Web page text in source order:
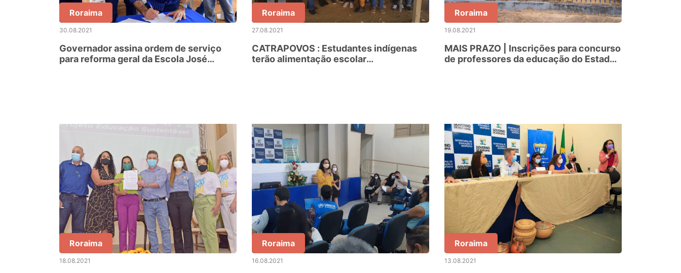
Roraima
30.08.2021
Governador assina ordem de serviço
para reforma geral da Escola José
Roraima
27.08.2021
CATRAPOVOS : Estudantes indígenas
terão alimentação escolar
Roraima
19.08.2021
MAIS PRAZO | Inscrições para concurso
de professores da educação do Estado
Roraima
18.08.2021
Roraima
16.08.2021
Roraima
13.08.2021